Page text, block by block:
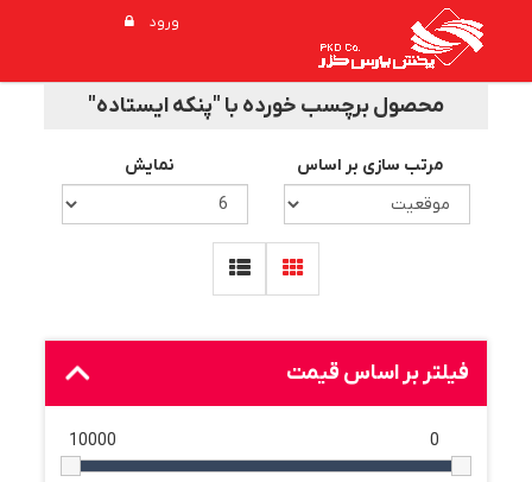
ورود
محصول برچسب خورده با "پنکه ایستاده"
مرتب سازی بر اساس نمایش
فیلتر بر اساس قیمت
0
10000